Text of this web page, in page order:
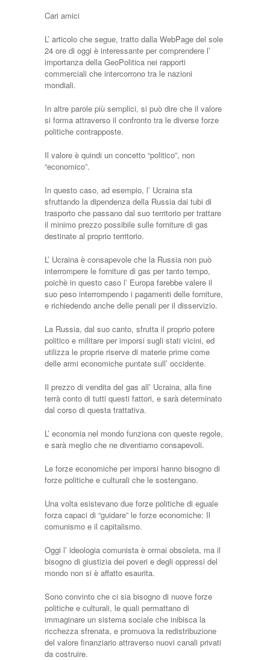
Cari amici
L’ articolo che segue, tratto dalla WebPage del sole
24 ore di oggi è interessante per comprendere l’
importanza della GeoPolitica nei rapporti
commerciali che intercorrono tra le nazioni
mondiali.
In altre parole più semplici, si può dire che il valore
si forma attraverso il confronto tra le diverse forze
politiche contrapposte.
Il valore è quindi un concetto “politico”, non
“economico”.
In questo caso, ad esempio, l’ Ucraina sta
sfruttando la dipendenza della Russia dai tubi di
trasporto che passano dal suo territorio per trattare
il minimo prezzo possibile sulle forniture di gas
destinate al proprio territorio.
L’ Ucraina è consapevole che la Russia non può
interrompere le forniture di gas per tanto tempo,
poichè in questo caso l’ Europa farebbe valere il
suo peso interrompendo i pagamenti delle forniture,
e richiedendo anche delle penali per il disservizio.
La Russia, dal suo canto, sfrutta il proprio potere
politico e militare per imporsi sugli stati vicini, ed
utilizza le proprie riserve di materie prime come
delle armi economiche puntate sull’ occidente.
Il prezzo di vendita del gas all’ Ucraina, alla fine
terrà conto di tutti questi fattori, e sarà determinato
dal corso di questa trattativa.
L’ economia nel mondo funziona con queste regole,
e sarà meglio che ne diventiamo consapevoli.
Le forze economiche per imporsi hanno bisogno di
forze politiche e culturali che le sostengano.
Una volta esistevano due forze politiche di eguale
forza capaci di “guidare” le forze economiche: Il
comunismo e il capitalismo.
Oggi l’ ideologia comunista è ormai obsoleta, ma il
bisogno di giustizia dei poveri e degli oppressi del
mondo non si è affatto esaurita.
Sono convinto che ci sia bisogno di nuove forze
politiche e culturali, le quali permattano di
immaginare un sistema sociale che inibisca la
ricchezza sfrenata, e promuova la redistribuzione
del valore finanziario attraverso nuovi canali privati
da costruire.